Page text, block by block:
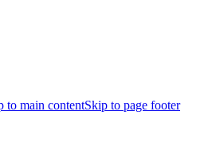
to main contentSkip to page footer